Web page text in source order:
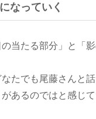
なっていく
当たる部分」と「
たでも尾藤さんと話
あるのではと感じて